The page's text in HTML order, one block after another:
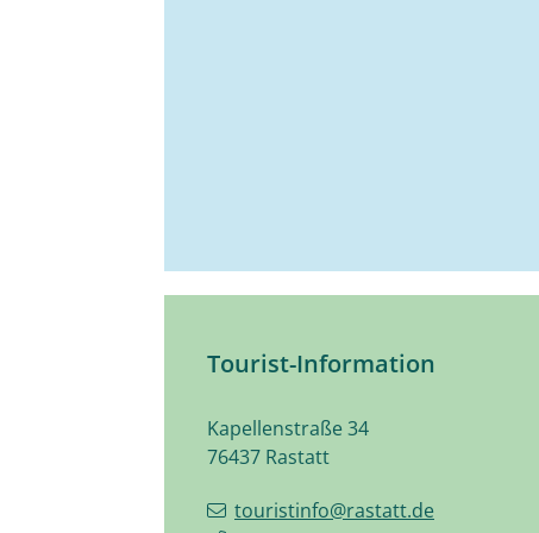
Tourist-Information
Kapellenstraße 34
76437 Rastatt
touristinfo@rastatt.de